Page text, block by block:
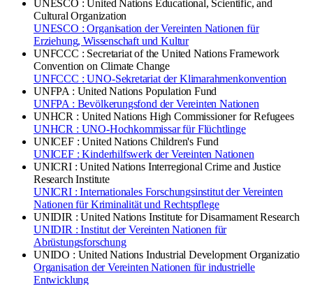
UNESCO : United Nations Educational, Scientific, and
Cultural Organization
UNESCO : Organisation der Vereinten Nationen für
Erziehung, Wissenschaft und Kultur
UNFCCC : Secretariat of the United Nations Framework
Convention on Climate Change
UNFCCC : UNO-Sekretariat der Klimarahmenkonvention
UNFPA : United Nations Population Fund
UNFPA : Bevölkerungsfond der Vereinten Nationen
UNHCR : United Nations High Commissioner for Refugees
UNHCR : UNO-Hochkommissar für Flüchtlinge
UNICEF : United Nations Children's Fund
UNICEF : Kinderhilfswerk der Vereinten Nationen
UNICRI : United Nations Interregional Crime and Justice
Research Institute
UNICRI : Internationales Forschungsinstitut der Vereinten
Nationen für Kriminalität und Rechtspflege
UNIDIR : United Nations Institute for Disarmament Research
UNIDIR : Institut der Vereinten Nationen für
Abrüstungsforschung
UNIDO : United Nations Industrial Development Organizatio
Organisation der Vereinten Nationen für industrielle
Entwicklung